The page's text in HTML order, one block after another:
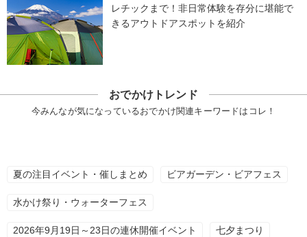
レチックまで！非日常体験を存分に堪能で
きるアウトドアスポットを紹介
おでかけトレンド
今みんなが気になっているおでかけ関連キーワードはコレ！
夏の注目イベント・催しまとめ ビアガーデン・ビアフェス
水かけ祭り・ウォーターフェス
2026年9月19日～23日の連休開催イベント 七夕まつり